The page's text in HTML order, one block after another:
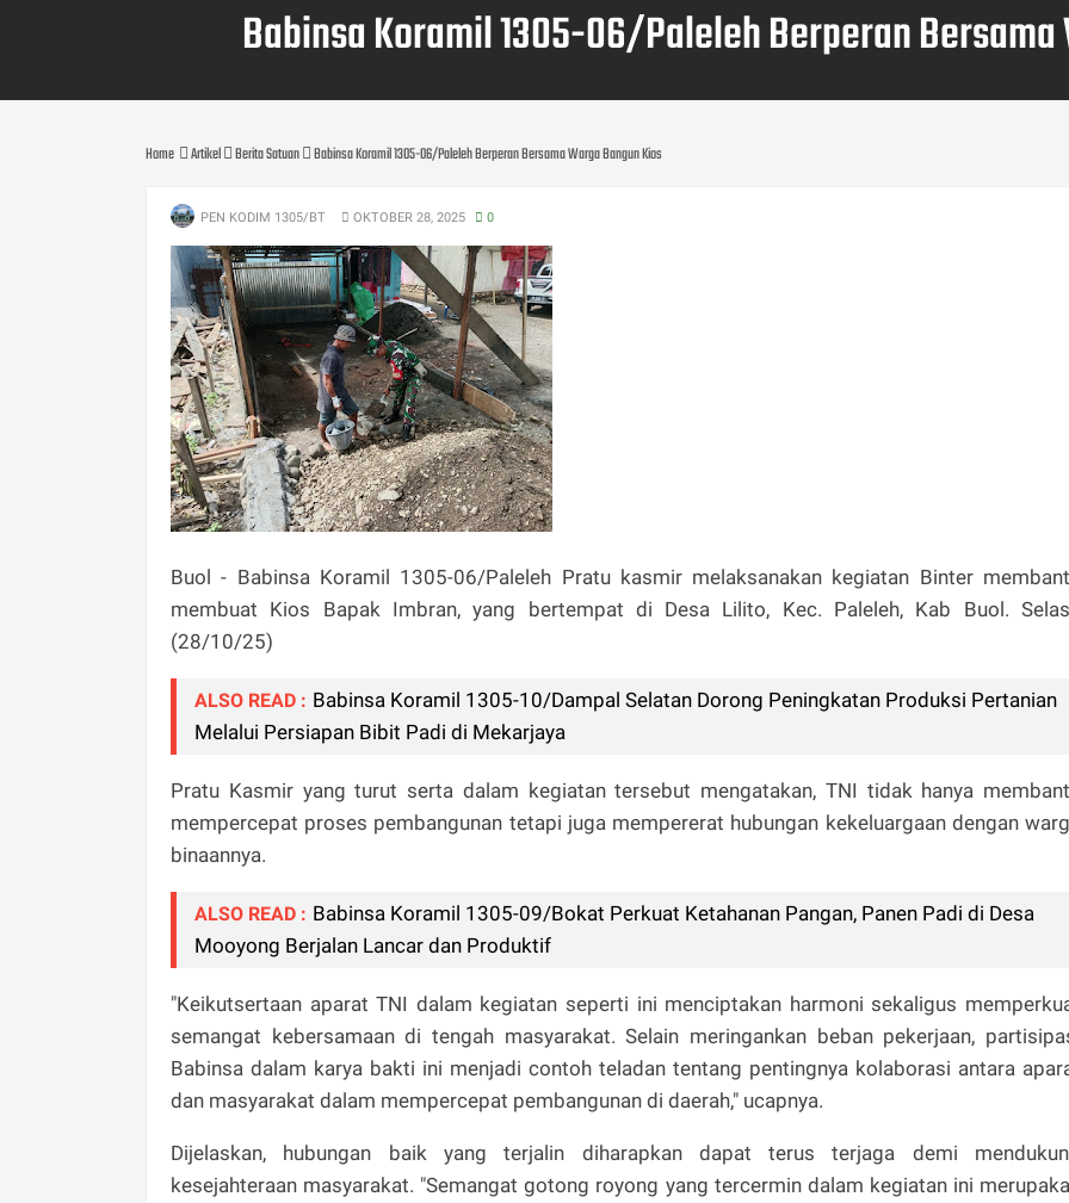
Babinsa Koramil 1305-06/Paleleh Berperan Bersama
Home Artikel Berita Satuan Babinsa Koramil 1305-06/Paleleh Berperan Bersama Warga Bangun Kios
PEN KODIM 1305/BT OKTOBER 28, 2025 0
Buol - Babinsa Koramil 1305-06/Paleleh Pratu kasmir melaksanakan kegiatan Binter
membuat Kios Bapak Imbran, yang bertempat di Desa Lilito, Kec. Paleleh, Kab Buol.
(28/10/25)
ALSO READ : Babinsa Koramil 1305-10/Dampal Selatan Dorong Peningkatan Produksi Pertanian
Melalui Persiapan Bibit Padi di Mekarjaya
Pratu Kasmir yang turut serta dalam kegiatan tersebut mengatakan, TNI tidak hanya
mempercepat proses pembangunan tetapi juga mempererat hubungan kekeluargaan dengan
binaannya.
ALSO READ : Babinsa Koramil 1305-09/Bokat Perkuat Ketahanan Pangan, Panen Padi di Desa
Mooyong Berjalan Lancar dan Produktif
"Keikutsertaan aparat TNI dalam kegiatan seperti ini menciptakan harmoni sekaligus
semangat kebersamaan di tengah masyarakat. Selain meringankan beban pekerjaan,
Babinsa dalam karya bakti ini menjadi contoh teladan tentang pentingnya kolaborasi antara
dan masyarakat dalam mempercepat pembangunan di daerah," ucapnya.
Dijelaskan, hubungan baik yang terjalin diharapkan dapat terus terjaga demi
kesejahteraan masyarakat. "Semangat gotong royong yang tercermin dalam kegiatan ini